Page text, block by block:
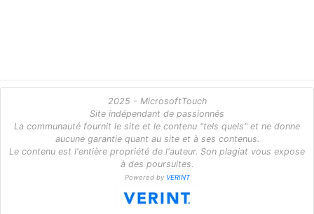
2025 - MicrosoftTouch
Site indépendant de passionnés
La communauté fournit le site et le contenu "tels quels" et ne donne
aucune garantie quant au site et à ses contenus.
Le contenu est l'entière propriété de l'auteur. Son plagiat vous expose
à des poursuites.
Powered by VERINT